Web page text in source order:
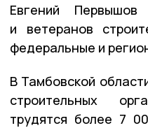
Евгений Первышов
и ветеранов
федеральные и
В Тамбовской
строительных
трудятся более 7